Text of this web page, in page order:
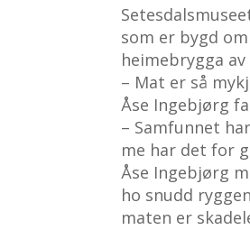
som er bygd
heimebrygga
– Mat er så
Åse Ingebjørg
– Samfunnet
me har det for
Åse Ingebjørg
ho snudd
maten er